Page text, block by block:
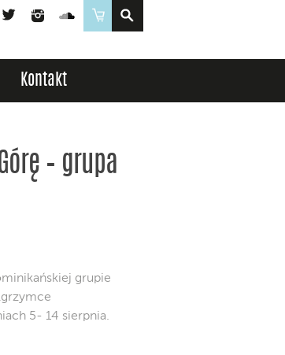
YouTubeTwitter InstagramSoundCloud
Sklep
Kontakt
– grupa
grupie
5- 14 sierpnia.